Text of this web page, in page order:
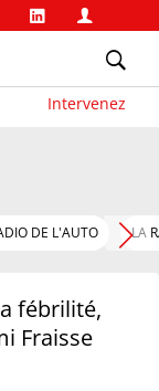
Intervenez
DE L'AUTO LA
fébrilité,
Fraisse